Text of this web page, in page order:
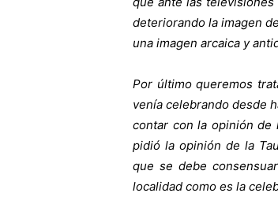
deteriorando la imagen
una imagen arcaica y
Por último queremos
venía celebrando desde
contar con la opinión de
pidió la opinión de la
que se debe
localidad como es la